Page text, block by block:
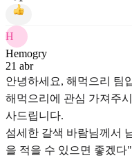
H
Hemogry
21 abr
안녕하세요, 해먹으리 팀
해먹으리에 관심 가져주
사드립니다.
섬세한 갈색 바람님께서
을 적을 수 있으면 좋겠다